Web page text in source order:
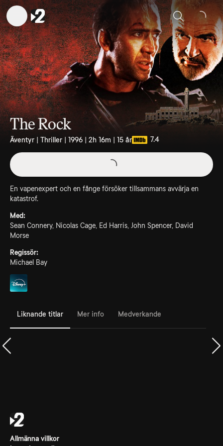
Sök
The Rock
Äventyr | Thriller | 1996 | 2h 16m | 15 år 7.4
En vapenexpert och en fånge försöker tillsammans avvärja en
katastrof.
Med:
Sean Connery, Nicolas Cage, Ed Harris, John Spencer, David
Morse
Regissör:
Michael Bay
Liknande titlar Mer info Medverkande
Allmänna villkor